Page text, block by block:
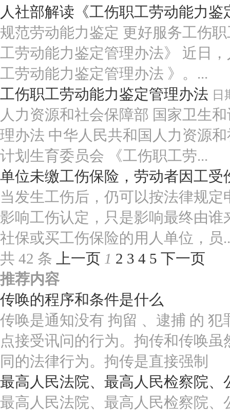
人社部解读《工伤职工劳动能力鉴
规范劳动能力鉴定 更好服务工伤
工劳动能力鉴定管理办法》 近日
工劳动能力鉴定管理办法 》。...
工伤职工劳动能力鉴定管理办法 日
人力资源和社会保障部 国家卫生
理办法 中华人民共和国人力资源
计划生育委员会 《工伤职工劳...
单位未缴工伤保险，劳动者因工受
当发生工伤后，仍可以按法律规
影响工伤认定，只是影响最终由
社保或买工伤保险的用人单位，员
共 42 条
上一页 1 2 3 4 5 下一页
推荐内容
传唤的程序和条件是什么
传唤是通知没有 拘留 、逮捕 的
点接受讯问的行为。拘传和传唤
同的法律行为。拘传是直接强制
最高人民法院、最高人民检察院
最高人民法院、最高人民检察院